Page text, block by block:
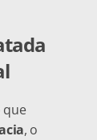
que